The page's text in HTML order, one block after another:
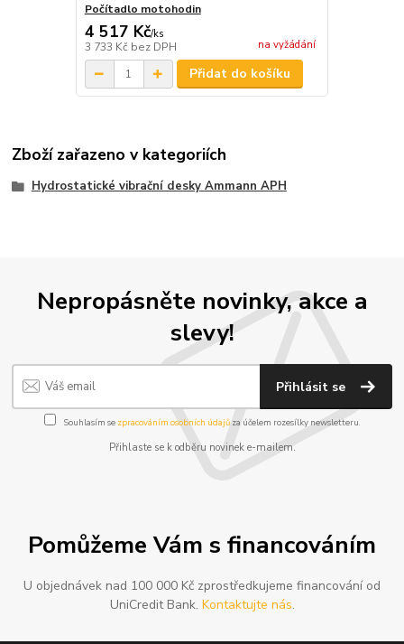
Počítadlo motohodin
4 517 Kč/ks
3 733 Kč bez DPH na vyžádání
Přidat do košíku
Zboží zařazeno v kategoriích
Hydrostatické vibrační desky Ammann APH
Nepropásněte novinky, akce a
slevy!
Přihlásit se
Souhlasím se zpracováním osobních údajůza účelem rozesílky newsletteru.
Přihlaste se k odběru novinek e-mailem.
Pomůžeme Vám s financováním
U objednávek nad 100 000 Kč zprostředkujeme financování od
UniCredit Bank. Kontaktujte nás.